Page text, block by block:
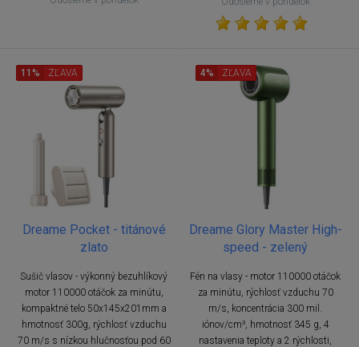
Dreame Pocket - titánové
zlato
Sušič vlasov - výkonný bezuhlíkový
motor 110000 otáčok za minútu,
kompaktné telo 50x145x201mm a
hmotnosť 300g, rýchlosť vzduchu
70 m/s s nízkou hlučnosťou pod 60
11% ZĽAVA
Dreame Glory Master High-
speed - zelený
Fén na vlasy - motor 110000 otáčok
za minútu, rýchlosť vzduchu 70
m/s, koncentrácia 300 mil.
iónov/cm³, hmotnosť 345 g, 4
nastavenia teploty a 2 rýchlosti,
4% ZĽAVA